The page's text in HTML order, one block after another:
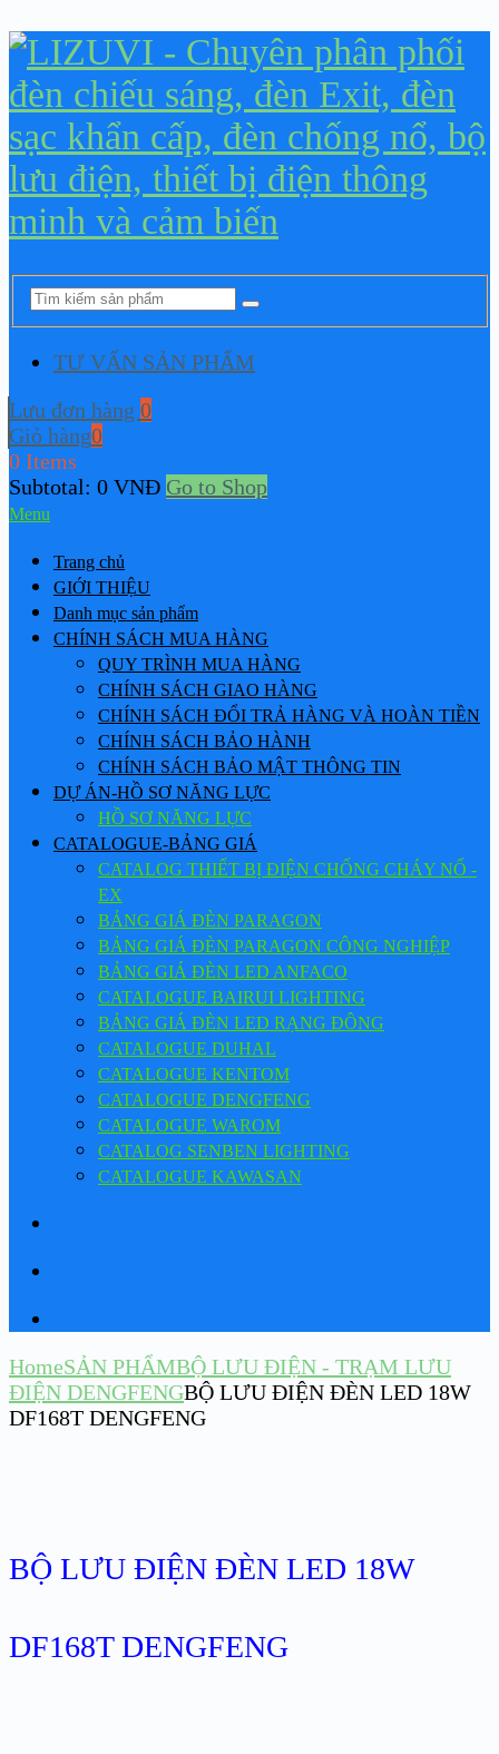
TƯ VẤN SẢN PHẨM
Lưu đơn hàng 0
Giỏ hàng0
0 Items
Subtotal: 0 VNĐ Go to Shop
Menu
Trang chủ
GIỚI THIỆU
Danh mục sản phẩm
CHÍNH SÁCH MUA HÀNG
QUY TRÌNH MUA HÀNG
CHÍNH SÁCH GIAO HÀNG
CHÍNH SÁCH ĐỔI TRẢ HÀNG VÀ HOÀN TIỀN
CHÍNH SÁCH BẢO HÀNH
CHÍNH SÁCH BẢO MẬT THÔNG TIN
DỰ ÁN-HỒ SƠ NĂNG LỰC
HỒ SƠ NĂNG LỰC
CATALOGUE-BẢNG GIÁ
CATALOG THIẾT BỊ ĐIỆN CHỐNG CHÁY NỔ -
EX
BẢNG GIÁ ĐÈN PARAGON
BẢNG GIÁ ĐÈN PARAGON CÔNG NGHIỆP
BẢNG GIÁ ĐÈN LED ANFACO
CATALOGUE BAIRUI LIGHTING
BẢNG GIÁ ĐÈN LED RẠNG ĐÔNG
CATALOGUE DUHAL
CATALOGUE KENTOM
CATALOGUE DENGFENG
CATALOGUE WAROM
CATALOG SENBEN LIGHTING
CATALOGUE KAWASAN
HomeSẢN PHẨMBỘ LƯU ĐIỆN - TRẠM LƯU
ĐIỆN DENGFENGBỘ LƯU ĐIỆN ĐÈN LED 18W
DF168T DENGFENG
BỘ LƯU ĐIỆN ĐÈN LED 18W
DF168T DENGFENG